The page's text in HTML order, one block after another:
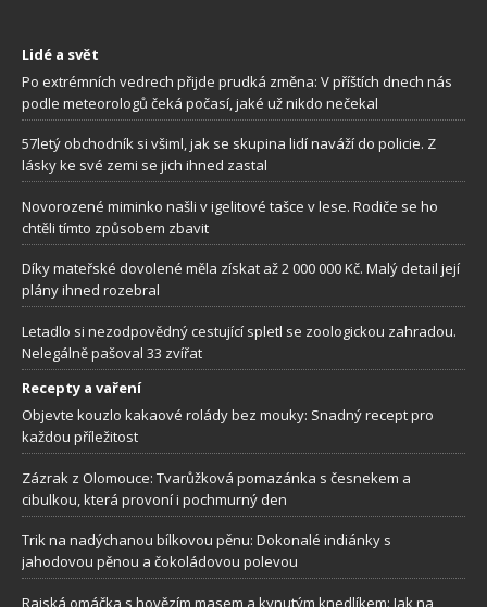
Lidé a svět
Po extrémních vedrech přijde prudká změna: V příštích dnech nás
podle meteorologů čeká počasí, jaké už nikdo nečekal
57letý obchodník si všiml, jak se skupina lidí naváží do policie. Z
lásky ke své zemi se jich ihned zastal
Novorozené miminko našli v igelitové tašce v lese. Rodiče se ho
chtěli tímto způsobem zbavit
Díky mateřské dovolené měla získat až 2 000 000 Kč. Malý detail její
plány ihned rozebral
Letadlo si nezodpovědný cestující spletl se zoologickou zahradou.
Nelegálně pašoval 33 zvířat
Recepty a vaření
Objevte kouzlo kakaové rolády bez mouky: Snadný recept pro
každou příležitost
Zázrak z Olomouce: Tvarůžková pomazánka s česnekem a
cibulkou, která provoní i pochmurný den
Trik na nadýchanou bílkovou pěnu: Dokonalé indiánky s
jahodovou pěnou a čokoládovou polevou
Rajská omáčka s hovězím masem a kynutým knedlíkem: Jak na